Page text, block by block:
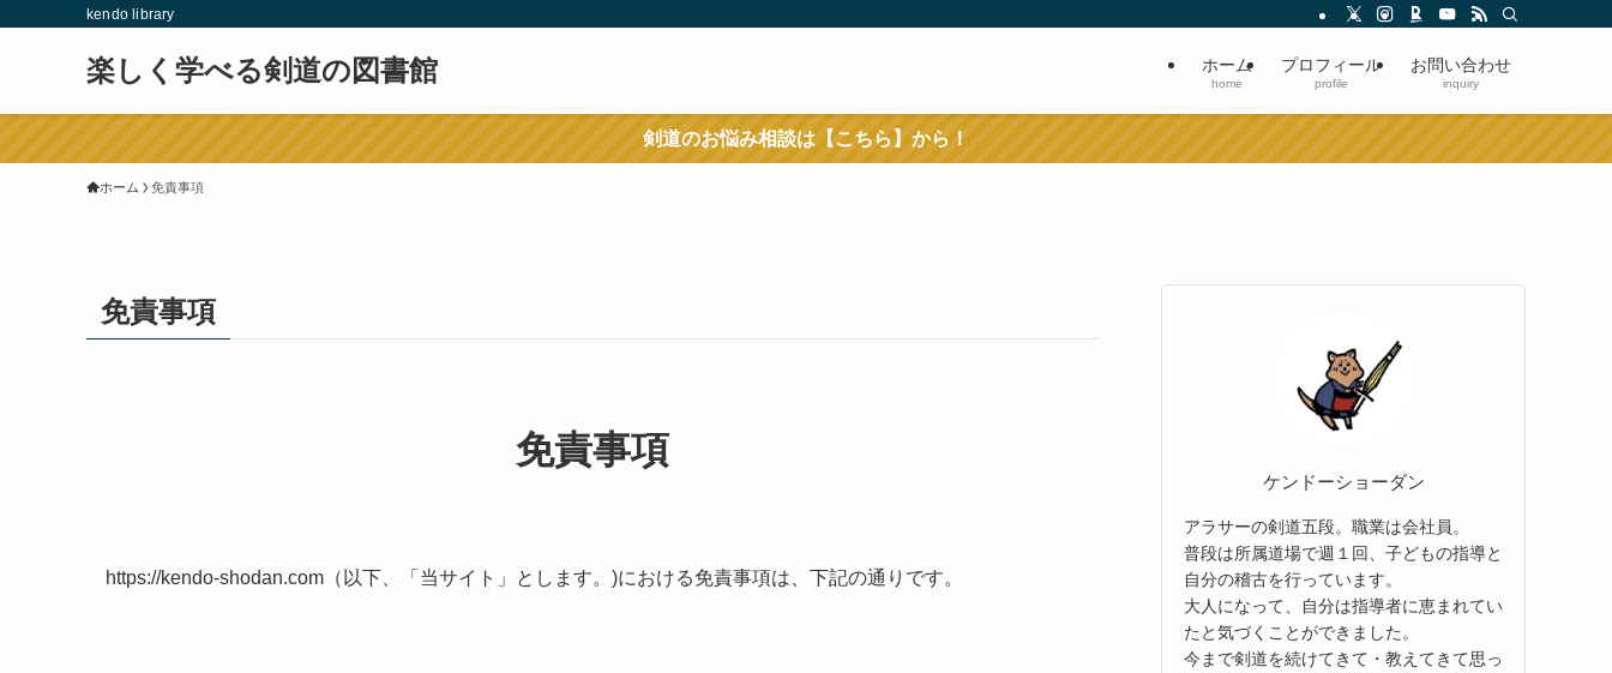
kendo library
楽しく学べる剣道の図書館 ホーム
home
プロフィール
profile
お問い合わせ
inquiry
剣道のお悩み相談は【こちら】から！
ホーム 免責事項
免責事項
免責事項
https://kendo-shodan.com（以下、「当サイト」とします。)における免責事項は、下記の通りです。
ケンドーショーダン
アラサーの剣道五段。職業は会社員。
普段は所属道場で週１回、子どもの指導と
自分の稽古を行っています。
大人になって、自分は指導者に恵まれてい
たと気づくことができました。
今まで剣道を続けてきて・教えてきて思っ